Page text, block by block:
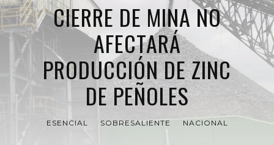
CIERRE DE MINA NO
AFECTARÁ
PRODUCCIÓN DE ZINC
DE PEÑOLES
ESENCIAL SOBRESALIENTE NACIONAL